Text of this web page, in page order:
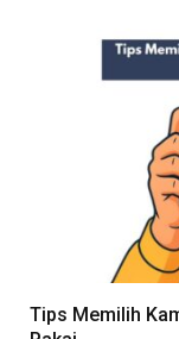
Tips Memilih